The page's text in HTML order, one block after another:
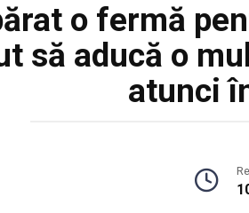
o fermă
să aducă o
atunci